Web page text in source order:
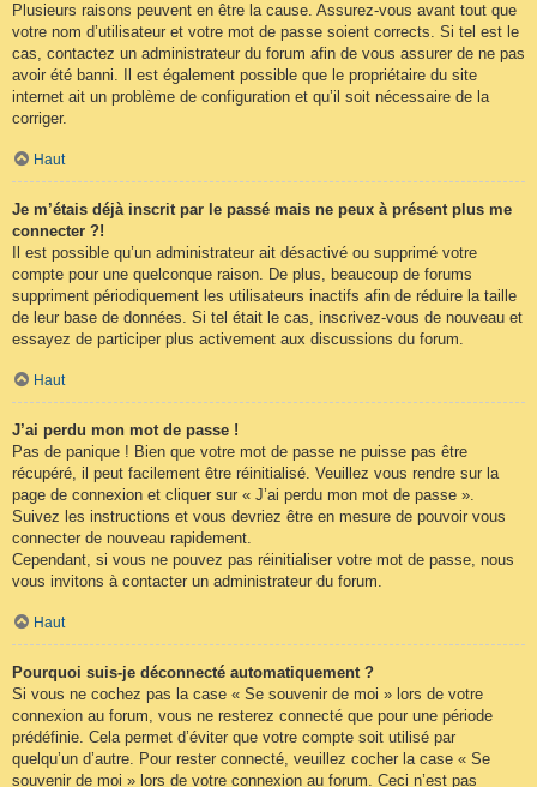
Plusieurs raisons peuvent en être la cause. Assurez-vous avant tout que
votre nom d’utilisateur et votre mot de passe soient corrects. Si tel est le
cas, contactez un administrateur du forum afin de vous assurer de ne pas
avoir été banni. Il est également possible que le propriétaire du site
internet ait un problème de configuration et qu’il soit nécessaire de la
corriger.
Haut
Je m’étais déjà inscrit par le passé mais ne peux à présent plus me
connecter ?!
Il est possible qu’un administrateur ait désactivé ou supprimé votre
compte pour une quelconque raison. De plus, beaucoup de forums
suppriment périodiquement les utilisateurs inactifs afin de réduire la taille
de leur base de données. Si tel était le cas, inscrivez-vous de nouveau et
essayez de participer plus activement aux discussions du forum.
Haut
J’ai perdu mon mot de passe !
Pas de panique ! Bien que votre mot de passe ne puisse pas être
récupéré, il peut facilement être réinitialisé. Veuillez vous rendre sur la
page de connexion et cliquer sur « J’ai perdu mon mot de passe ».
Suivez les instructions et vous devriez être en mesure de pouvoir vous
connecter de nouveau rapidement.
Cependant, si vous ne pouvez pas réinitialiser votre mot de passe, nous
vous invitons à contacter un administrateur du forum.
Haut
Pourquoi suis-je déconnecté automatiquement ?
Si vous ne cochez pas la case « Se souvenir de moi » lors de votre
connexion au forum, vous ne resterez connecté que pour une période
prédéfinie. Cela permet d’éviter que votre compte soit utilisé par
quelqu’un d’autre. Pour rester connecté, veuillez cocher la case « Se
souvenir de moi » lors de votre connexion au forum. Ceci n’est pas